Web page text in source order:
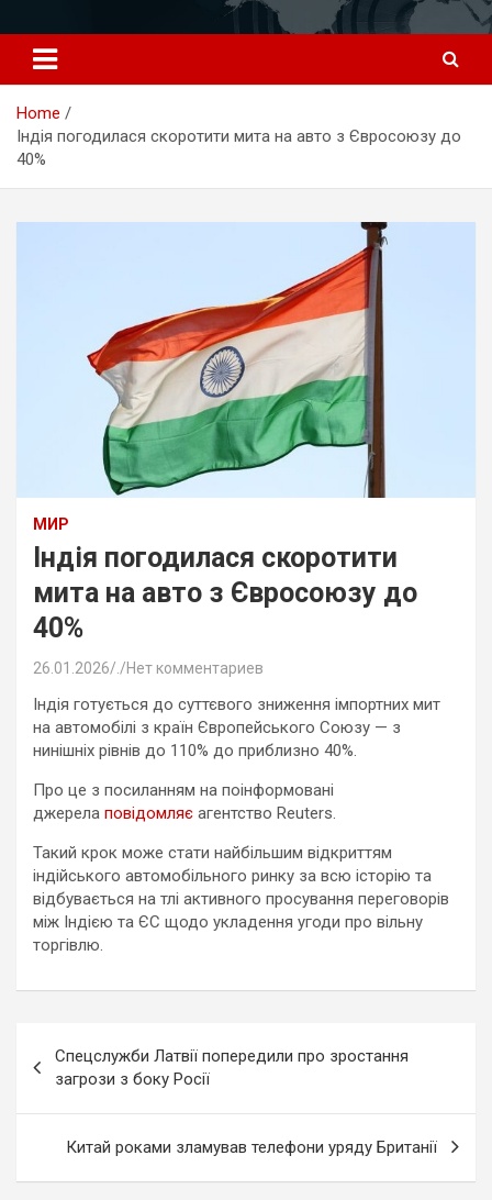
к
содержимому
Home
Індія погодилася скоротити мита на авто з Євросоюзу до
40%
МИР
Індія погодилася скоротити
мита на авто з Євросоюзу до
40%
26.01.2026 Нет комментариев
Індія готується до суттєвого зниження імпортних мит
на автомобілі з країн Європейського Союзу — з
нинішніх рівнів до 110% до приблизно 40%.
Про це з посиланням на поінформовані
джерела повідомляє агентство Reuters.
Такий крок може стати найбільшим відкриттям
індійського автомобільного ринку за всю історію та
відбувається на тлі активного просування переговорів
між Індією та ЄС щодо укладення угоди про вільну
торгівлю.
по
записям
Спецслужби Латвії попередили про зростання
загрози з боку Росії
Китай роками зламував телефони уряду Британії